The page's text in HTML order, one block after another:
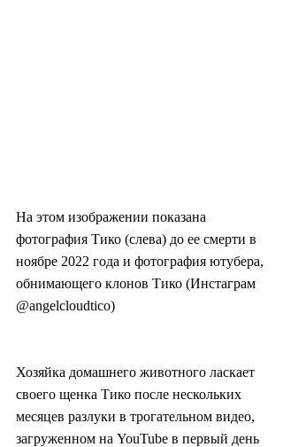
На этом изображении показана
фотография Тико (слева) до ее смерти в
ноябре 2022 года и фотография ютубера,
обнимающего клонов Тико (Инстаграм
@angelcloudtico)
Хозяйка домашнего животного ласкает
своего щенка Тико после нескольких
месяцев разлуки в трогательном видео,
загруженном на YouTube в первый день